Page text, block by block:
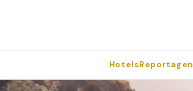
HotelsReportagen